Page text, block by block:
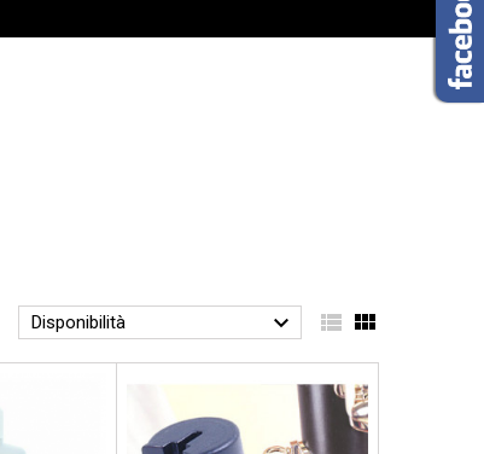
Disponibilità   